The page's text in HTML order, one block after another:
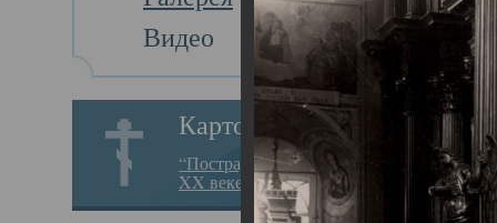
Видео
Картотека
“Пострадавшие за веру в
XX веке на Севере”